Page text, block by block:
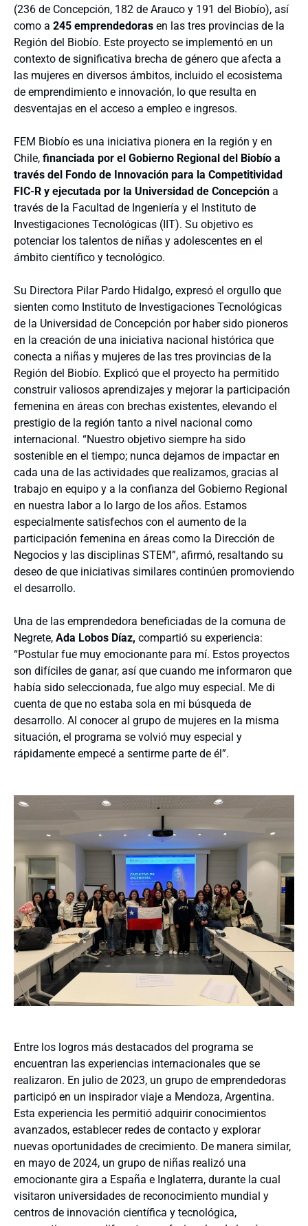
(236 de Concepción, 182 de Arauco y 191 del Biobío), así
como a 245 emprendedoras en las tres provincias de la
Región del Biobío. Este proyecto se implementó en un
contexto de significativa brecha de género que afecta a
las mujeres en diversos ámbitos, incluido el ecosistema
de emprendimiento e innovación, lo que resulta en
desventajas en el acceso a empleo e ingresos.
FEM Biobío es una iniciativa pionera en la región y en
Chile, financiada por el Gobierno Regional del Biobío a
través del Fondo de Innovación para la Competitividad
FIC-R y ejecutada por la Universidad de Concepción a
través de la Facultad de Ingeniería y el Instituto de
Investigaciones Tecnológicas (IIT). Su objetivo es
potenciar los talentos de niñas y adolescentes en el
ámbito científico y tecnológico.
Su Directora Pilar Pardo Hidalgo, expresó el orgullo que
sienten como Instituto de Investigaciones Tecnológicas
de la Universidad de Concepción por haber sido pioneros
en la creación de una iniciativa nacional histórica que
conecta a niñas y mujeres de las tres provincias de la
Región del Biobío. Explicó que el proyecto ha permitido
construir valiosos aprendizajes y mejorar la participación
femenina en áreas con brechas existentes, elevando el
prestigio de la región tanto a nivel nacional como
internacional. “Nuestro objetivo siempre ha sido
sostenible en el tiempo; nunca dejamos de impactar en
cada una de las actividades que realizamos, gracias al
trabajo en equipo y a la confianza del Gobierno Regional
en nuestra labor a lo largo de los años. Estamos
especialmente satisfechos con el aumento de la
participación femenina en áreas como la Dirección de
Negocios y las disciplinas STEM”, afirmó, resaltando su
deseo de que iniciativas similares continúen promoviendo
el desarrollo.
Una de las emprendedora beneficiadas de la comuna de
Negrete, Ada Lobos Díaz, compartió su experiencia:
“Postular fue muy emocionante para mí. Estos proyectos
son difíciles de ganar, así que cuando me informaron que
había sido seleccionada, fue algo muy especial. Me di
cuenta de que no estaba sola en mi búsqueda de
desarrollo. Al conocer al grupo de mujeres en la misma
situación, el programa se volvió muy especial y
rápidamente empecé a sentirme parte de él”.
Entre los logros más destacados del programa se
encuentran las experiencias internacionales que se
realizaron. En julio de 2023, un grupo de emprendedoras
participó en un inspirador viaje a Mendoza, Argentina.
Esta experiencia les permitió adquirir conocimientos
avanzados, establecer redes de contacto y explorar
nuevas oportunidades de crecimiento. De manera similar,
en mayo de 2024, un grupo de niñas realizó una
emocionante gira a España e Inglaterra, durante la cual
visitaron universidades de reconocimiento mundial y
centros de innovación científica y tecnológica,